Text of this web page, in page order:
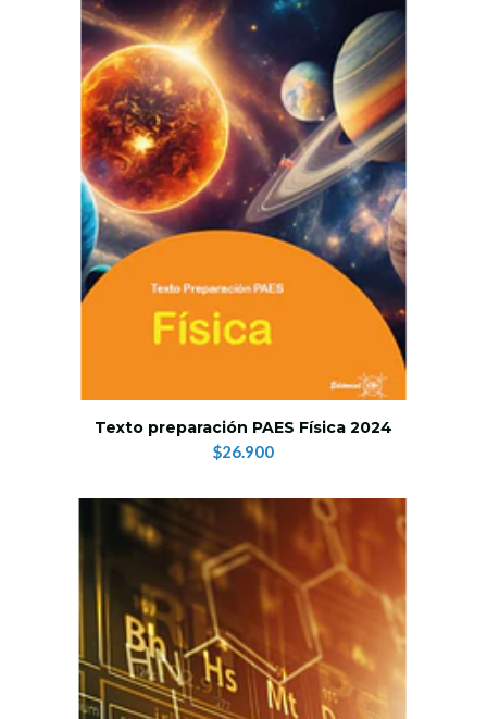
Texto preparación PAES Física 2024
$26.900